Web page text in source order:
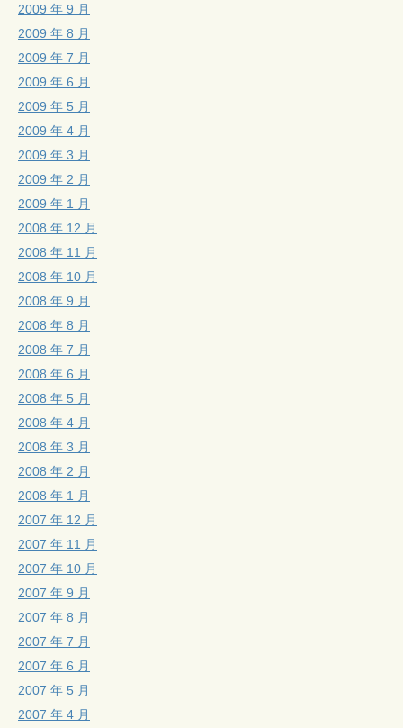
2009 年 9 月
2009 年 8 月
2009 年 7 月
2009 年 6 月
2009 年 5 月
2009 年 4 月
2009 年 3 月
2009 年 2 月
2009 年 1 月
2008 年 12 月
2008 年 11 月
2008 年 10 月
2008 年 9 月
2008 年 8 月
2008 年 7 月
2008 年 6 月
2008 年 5 月
2008 年 4 月
2008 年 3 月
2008 年 2 月
2008 年 1 月
2007 年 12 月
2007 年 11 月
2007 年 10 月
2007 年 9 月
2007 年 8 月
2007 年 7 月
2007 年 6 月
2007 年 5 月
2007 年 4 月